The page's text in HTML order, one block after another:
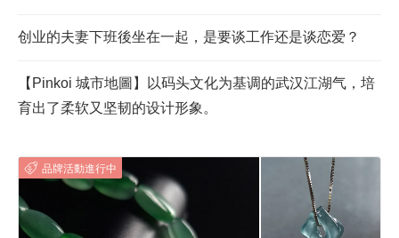
创业的夫妻下班後坐在一起，是要谈工作还是谈恋爱？
【Pinkoi 城市地圖】以码头文化为基调的武汉江湖气，培
育出了柔软又坚韧的设计形象。